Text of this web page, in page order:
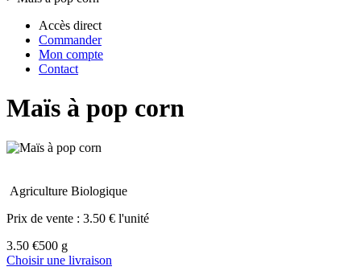
Accès direct
Commander
Mon compte
Contact
Maïs à pop corn
Agriculture Biologique
Prix de vente : 3.50 € l'unité
3.50 €500 g
Choisir une livraison